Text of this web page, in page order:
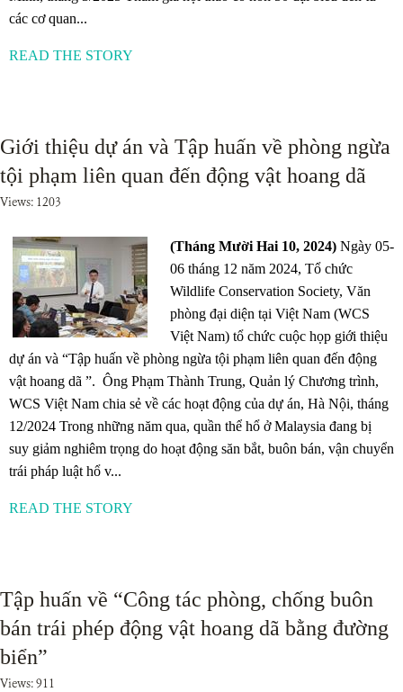
các cơ quan...
READ THE STORY
Giới thiệu dự án và Tập huấn về phòng ngừa
tội phạm liên quan đến động vật hoang dã
Views: 1203
(Tháng Mười Hai 10, 2024) Ngày 05-
06 tháng 12 năm 2024, Tổ chức
Wildlife Conservation Society, Văn
phòng đại diện tại Việt Nam (WCS
Việt Nam) tổ chức cuộc họp giới thiệu
dự án và “Tập huấn về phòng ngừa tội phạm liên quan đến động
vật hoang dã ”. Ông Phạm Thành Trung, Quản lý Chương trình,
WCS Việt Nam chia sẻ về các hoạt động của dự án, Hà Nội, tháng
12/2024 Trong những năm qua, quần thể hổ ở Malaysia đang bị
suy giảm nghiêm trọng do hoạt động săn bắt, buôn bán, vận chuyển
trái pháp luật hổ v...
READ THE STORY
Tập huấn về “Công tác phòng, chống buôn
bán trái phép động vật hoang dã bằng đường
biển”
Views: 911